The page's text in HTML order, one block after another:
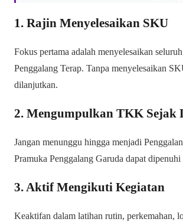
1. Rajin Menyelesaikan SKU
Fokus pertama adalah menyelesaikan
Penggalang Terap. Tanpa menyelesaikan
dilanjutkan.
2. Mengumpulkan TKK Sejak
Jangan menunggu hingga menjadi
Pramuka Penggalang Garuda dapat dipenuhi
3. Aktif Mengikuti Kegiatan
Keaktifan dalam latihan rutin, perkemahan,